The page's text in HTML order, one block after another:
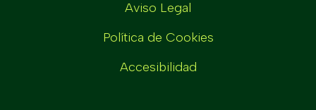
Aviso Legal
Política de Cookies
Accesibilidad